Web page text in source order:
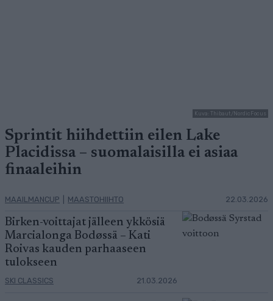
Kuva: Thibaut/NordicFocus
Sprintit hiihdettiin eilen Lake
Placidissa – suomalaisilla ei asiaa
finaaleihin
MAAILMANCUP MAASTOHIIHTO 22.03.2026
Birken-voittajat jälleen ykkösiä
Marcialonga Bodøssä – Kati
Roivas kauden parhaaseen
tulokseen
SKI CLASSICS 21.03.2026